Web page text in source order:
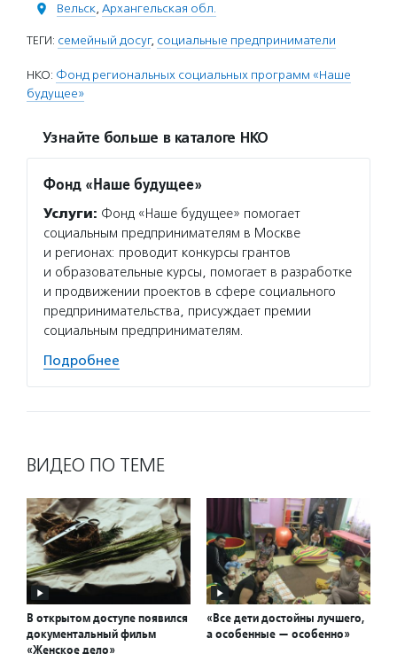
Вельск, Архангельская обл.
ТЕГИ: семейный досуг, социальные предприниматели
НКО: Фонд региональных социальных программ «Наше
будущее»
Узнайте больше в каталоге НКО
Фонд «Наше будущее»
Услуги: Фонд «Наше будущее» помогает
социальным предпринимателям в Москве
и регионах: проводит конкурсы грантов
и образовательные курсы, помогает в разработке
и продвижении проектов в сфере социального
предпринимательства, присуждает премии
социальным предпринимателям.
Подробнее
ВИДЕО ПО ТЕМЕ
В открытом доступе появился
документальный фильм
«Женское дело»
«Все дети достойны лучшего,
а особенные — особенно»